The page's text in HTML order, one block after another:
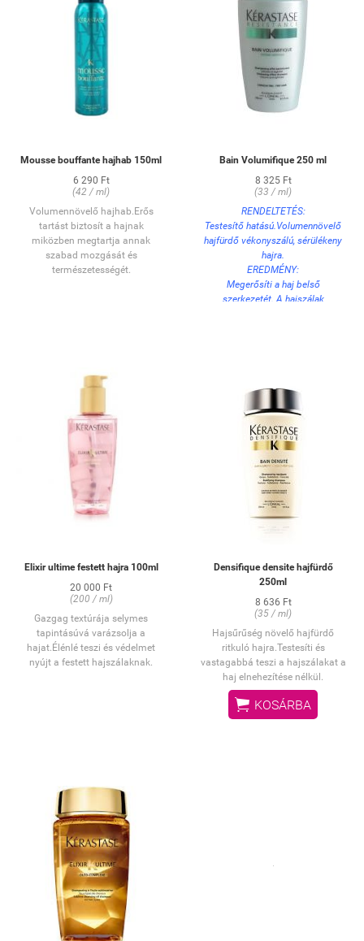
Mousse bouffante hajhab 150ml
6 290 Ft
(42 / ml)
Volumennövelő hajhab.Erős
tartást biztosít a hajnak
miközben megtartja annak
szabad mozgását és
természetességét.
Bain Volumifique 250 ml
8 325 Ft
(33 / ml)
RENDELTETÉS:
Testesítő hatású.Volumennövelő
hajfürdő vékonyszálú, sérülékeny
hajra.
EREDMÉNY:
Megerősíti a haj belső
szerkezetét. A hajszálak
hajba, majd alaposan öblítse ki,
Elixir ultime festett hajra 100ml
20 000 Ft
(200 / ml)
Gazgag textúrája selymes
tapintásúvá varázsolja a
hajat.Élénlé teszi és védelmet
nyújt a festett hajszálaknak.
Densifique densite hajfürdő
250ml
8 636 Ft
(35 / ml)
Hajsűrűség növelő hajfürdő
ritkuló hajra.Testesíti és
vastagabbá teszi a hajszálakat a
haj elnehezítése nélkül.
 KOSÁRBA